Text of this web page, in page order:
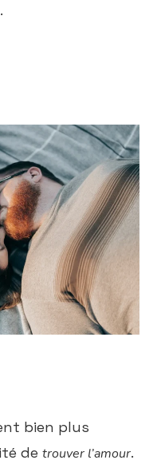
bien plus
de trouver l’amour.